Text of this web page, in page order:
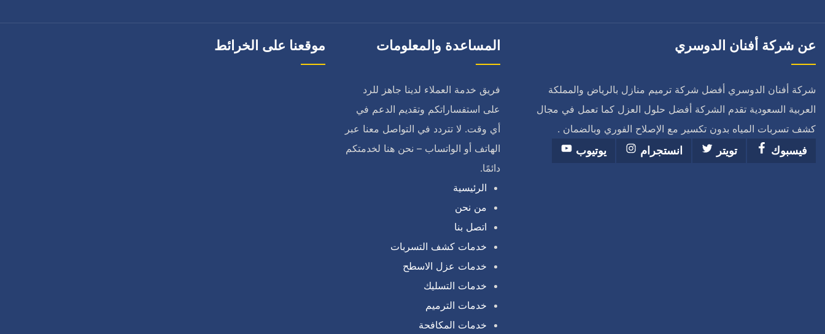
عن شركة أفنان الدوسري
شركة أفنان الدوسري أفضل شركة ترميم منازل بالرياض والمملكة
العربية السعودية تقدم الشركة أفضل حلول العزل كما تعمل في مجال
كشف تسربات المياه بدون تكسير مع الإصلاح الفوري وبالضمان .
فيسبوك
تويتر انستجرام يوتيوب
المساعدة والمعلومات
فريق خدمة العملاء لدينا جاهز للرد
على استفساراتكم وتقديم الدعم في
أي وقت. لا تتردد في التواصل معنا عبر
الهاتف أو الواتساب – نحن هنا لخدمتكم
دائمًا.
الرئيسية
من نحن
اتصل بنا
خدمات كشف التسربات
خدمات عزل الاسطح
خدمات التسليك
خدمات الترميم
خدمات المكافحة
موقعنا على الخرائط